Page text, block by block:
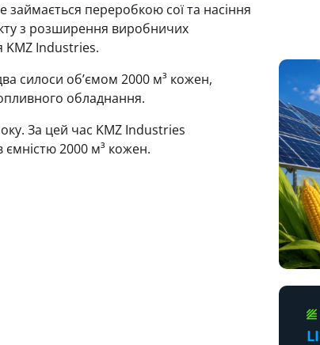
займається переробкою сої та насіння
з розширення виробничих
KMZ Industries.
силоси об’ємом 2000 м³ кожен,
обладнання.
За цей час KMZ Industries
ємністю 2000 м³ кожен.